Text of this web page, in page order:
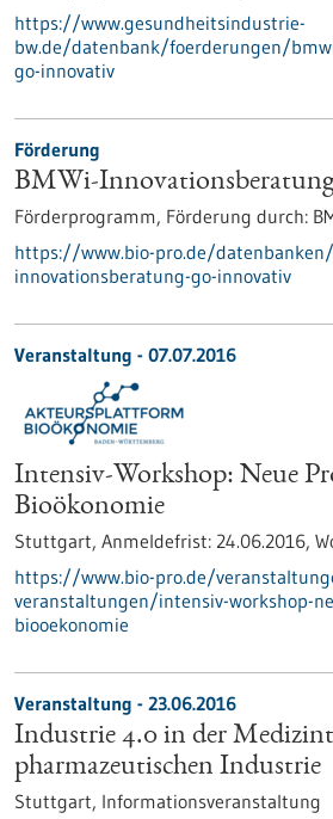
https://www.gesundheitsindustrie-
bw.de/datenbank/foerderungen/
go-innovativ
Förderung
BMWi-
Förderprogramm, Förderung durch:
https://www.bio-pro.de/
innovationsberatung-go-innovativ
Veranstaltung - 07.07.2016
Intensiv-Workshop: Neue
Bioökonomie
Stuttgart, Anmeldefrist: 24.06.2016,
https://www.bio-pro.de/
veranstaltungen/intensiv-workshop-
biooekonomie
Veranstaltung - 23.06.2016
Industrie 4.0 in der
pharmazeutischen Industrie
Stuttgart, Informationsveranstaltung